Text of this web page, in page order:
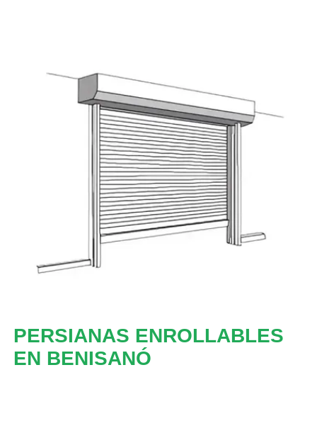
PERSIANAS ENROLLABLES
EN BENISANÓ